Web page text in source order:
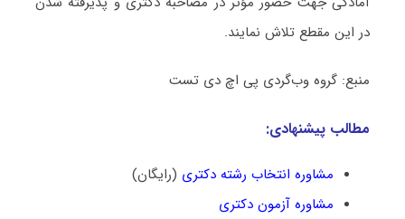
در این مقطع تلاش نمایند.
منبع: گروه وب‌گردی پی اچ دی تست
مطالب پیشنهادی:
مشاوره انتخاب رشته دکتری (رایگان)
مشاوره آزمون دکتری